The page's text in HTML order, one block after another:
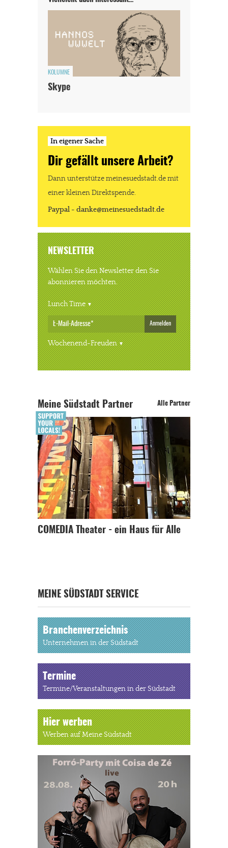
KOLUMNE
Skype
In eigener Sache
Dir gefällt unsere Arbeit?
Dann unterstütze meinesuedstadt.de mit
einer kleinen Direktspende.
Paypal - danke@meinesuedstadt.de
NEWSLETTER
Wählen Sie den Newsletter den Sie
abonnieren möchten.
Lunch Time
Anmelden
Wochenend-Freuden
Meine Südstadt Partner Alle Partner
COMEDIA Theater - ein Haus für Alle
MEINE SÜDSTADT SERVICE
Branchenverzeichnis
Unternehmen in der Südstadt
Termine
Termine/Veranstaltungen in der Südstadt
Hier werben
Werben auf Meine Südstadt